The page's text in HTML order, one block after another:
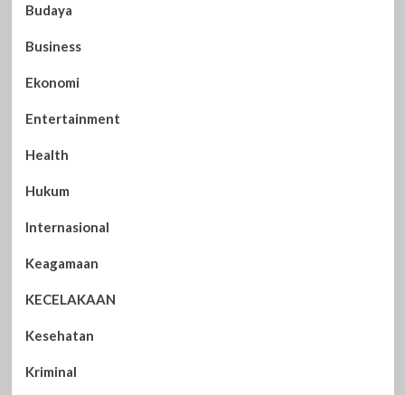
Budaya
Business
Ekonomi
Entertainment
Health
Hukum
Internasional
Keagamaan
KECELAKAAN
Kesehatan
Kriminal